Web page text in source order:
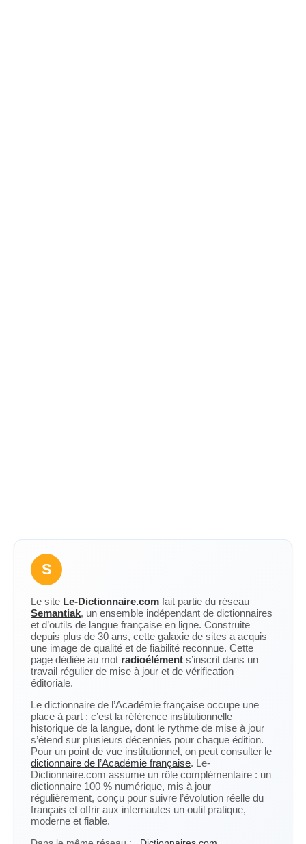
S
Le site Le-Dictionnaire.com fait partie du réseau
Semantiak, un ensemble indépendant de dictionnaires
et d’outils de langue française en ligne. Construite
depuis plus de 30 ans, cette galaxie de sites a acquis
une image de qualité et de fiabilité reconnue. Cette
page dédiée au mot radioélément s’inscrit dans un
travail régulier de mise à jour et de vérification
éditoriale.
Le dictionnaire de l’Académie française occupe une
place à part : c’est la référence institutionnelle
historique de la langue, dont le rythme de mise à jour
s’étend sur plusieurs décennies pour chaque édition.
Pour un point de vue institutionnel, on peut consulter le
dictionnaire de l’Académie française. Le-
Dictionnaire.com assume un rôle complémentaire : un
dictionnaire 100 % numérique, mis à jour
régulièrement, conçu pour suivre l’évolution réelle du
français et offrir aux internautes un outil pratique,
moderne et fiable.